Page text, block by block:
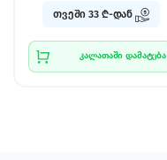
თვეში 33 ₾-დან
კალათაში დამატება